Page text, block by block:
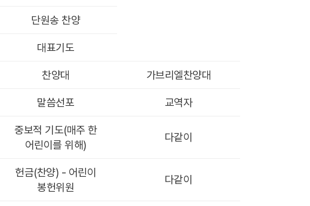
단원송 찬양
대표기도
찬양대 가브리엘찬양대
말씀선포 교역자
중보적 기도(매주 한
어린이를 위해)
다같이
헌금(찬양) - 어린이
봉헌위원
다같이